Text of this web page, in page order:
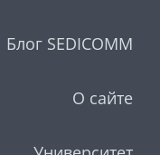
Блог SEDICOMM
О сайте